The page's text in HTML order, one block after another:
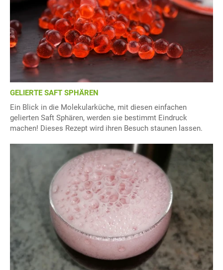
GELIERTE SAFT SPHÄREN
Ein Blick in die Molekularküche, mit diesen einfachen
gelierten Saft Sphären, werden sie bestimmt Eindruck
machen! Dieses Rezept wird ihren Besuch staunen lassen.